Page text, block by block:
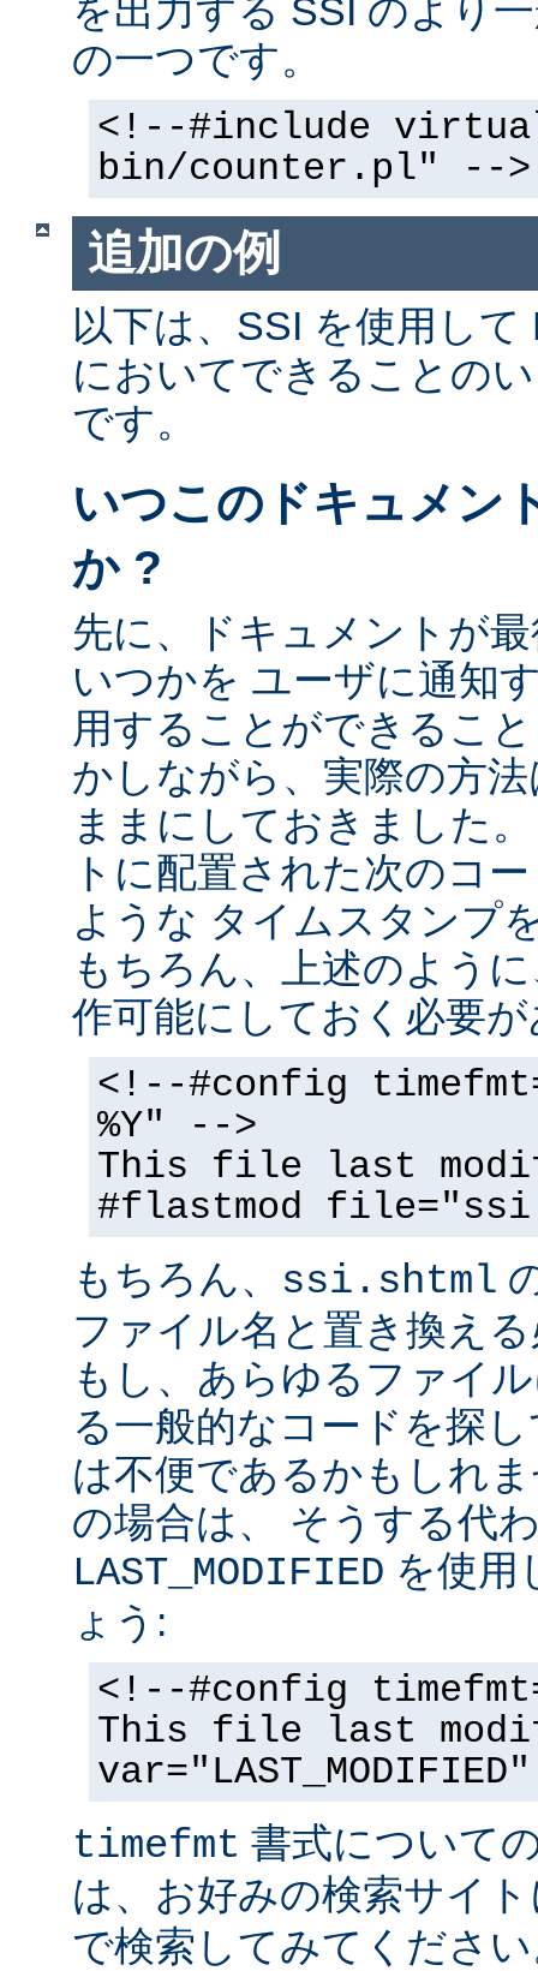
を出力する SSI のより
の一つです。
<!--#include
bin/counter.pl" -->
追加の例
以下は、SSI を使用し
においてできることの
です。
いつこのドキュメン
か ?
先に、ドキュメントが
いつかを ユーザに通知
用することができるこ
かしながら、実際の方
ままにしておきました
トに配置された次のコ
ような タイムスタンプ
もちろん、上述のよう
作可能にしておく必要
<!--#config
%Y" -->
This file last
#flastmod
もちろん、 ssi.shtml
ファイル名と置き換え
もし、あらゆるファイ
る一般的なコードを探
は不便であるかもしれ
の場合は、 そうする代
LAST_MODIFIED を使用
ょう:
<!--#config
This file last
timefmt 書式について
は、お好みの検索サイ
で検索してみてくださ